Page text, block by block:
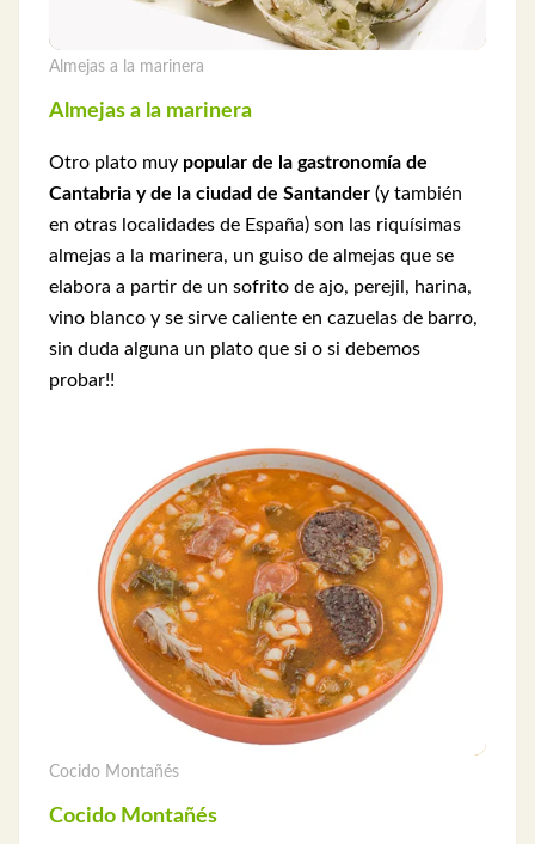
Almejas a la marinera
Almejas a la marinera
Otro plato muy popular de la gastronomía de
Cantabria y de la ciudad de Santander (y también
en otras localidades de España) son las riquísimas
almejas a la marinera, un guiso de almejas que se
elabora a partir de un sofrito de ajo, perejil, harina,
vino blanco y se sirve caliente en cazuelas de barro,
sin duda alguna un plato que si o si debemos
probar!!
Cocido Montañés
Cocido Montañés